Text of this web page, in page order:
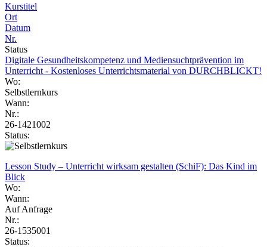
Kurstitel
Ort
Datum
Nr.
Status
Digitale Gesundheitskompetenz und Mediensuchtprävention im
Unterricht - Kostenloses Unterrichtsmaterial von DURCHBLICKT!
Wo:
Selbstlernkurs
Wann:
Nr.:
26-1421002
Status:
Lesson Study – Unterricht wirksam gestalten (SchiF): Das Kind im
Blick
Wo:
Wann:
Auf Anfrage
Nr.:
26-1535001
Status: